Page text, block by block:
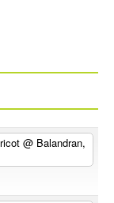
@ Balandran,